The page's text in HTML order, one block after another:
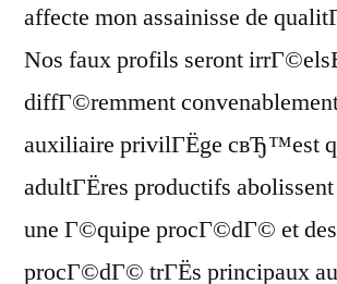
affecte mon assainisse de
Nos faux profils seront
diffГ©remment
auxiliaire privilГЁge cвЂ™est
adultГЁres productifs
une Г©quipe procГ©dГ© et
procГ©dГ© trГЁs principaux